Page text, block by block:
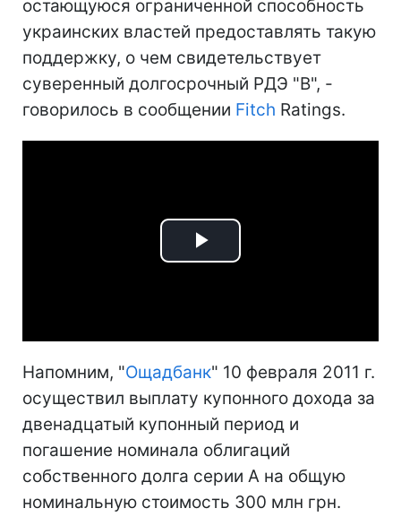
остающуюся ограниченной способность
украинских властей предоставлять такую
поддержку, о чем свидетельствует
суверенный долгосрочный РДЭ "B", -
говорилось в сообщении Fitch Ratings.
Play
Напомним, "Ощадбанк" 10 февраля 2011 г.
осуществил выплату купонного дохода за
двенадцатый купонный период и
погашение номинала облигаций
собственного долга серии А на общую
номинальную стоимость 300 млн грн.